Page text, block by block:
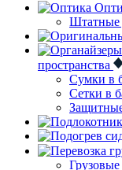
Штатные
пространства
Сумки в
Сетки в